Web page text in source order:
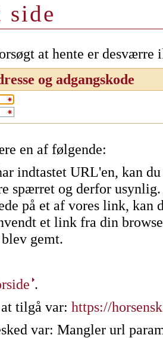
side
at hente er
og adgangskode
en af følgende:
indtastet URL'en, kan
spærret og derfor usynlig.
på et af vores link, kan
et link fra din
gemt.
.
tilgå var: https://
var: Mangler url